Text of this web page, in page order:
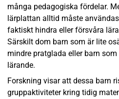
många pedagogiska fördelar.
lärplattan alltid måste
faktiskt hindra eller försvåra
Särskilt dom barn som är lite
mindre pratglada eller barn
lärande.
Forskning visar att dessa barn
gruppaktiviteter kring tidig